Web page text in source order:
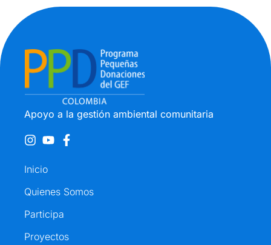
Apoyo a la gestión ambiental comunitaria
Inicio
Quienes Somos
Participa
Proyectos